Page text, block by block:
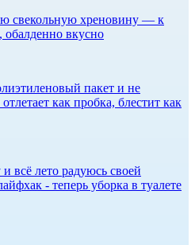
свекольную хреновину — к
обалденно вкусно
пакет и не
как пробка, блестит как
всё лето радуюсь своей
- теперь уборка в туалете